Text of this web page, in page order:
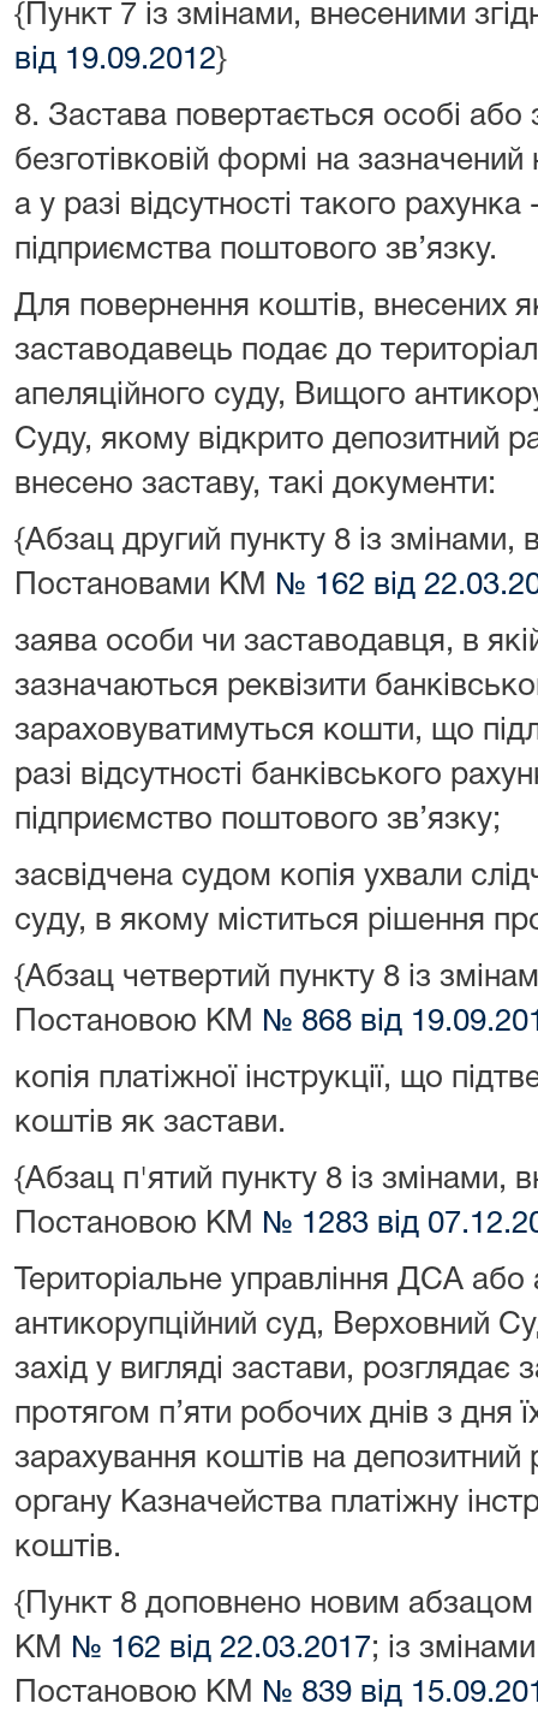
{Пункт 7 із змінами, внесеними
від 19.09.2012}
8. Застава повертається особі
безготівковій формі на
а у разі відсутності такого
підприємства поштового зв’язку.
Для повернення коштів, внесених
заставодавець подає до
апеляційного суду, Вищого
Суду, якому відкрито депозитний
внесено заставу, такі документи:
{Абзац другий пункту 8 із змінами,
Постановами КМ
№ 162 від
заява особи чи заставодавця, в
зазначаються реквізити
зараховуватимуться кошти, що
разі відсутності банківського
підприємство поштового зв’язку;
засвідчена судом копія ухвали
суду, в якому міститься рішення
{Абзац четвертий пункту 8 із
Постановою КМ
№ 868 від
копія платіжної інструкції, що
коштів як застави.
{Абзац п'ятий пункту 8 із змінами,
Постановою КМ
№ 1283 від
Територіальне управління ДСА
антикорупційний суд, Верховний
захід у вигляді застави, розглядає
протягом п’яти робочих днів з дня
зарахування коштів на депозитний
органу Казначейства платіжну
коштів.
{Пункт 8 доповнено новим
КМ
№ 162 від 22.03.2017; із
Постановою КМ
№ 839 від